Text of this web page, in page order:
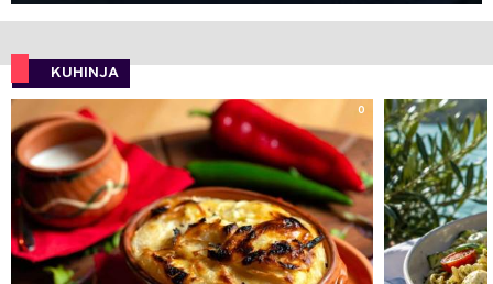
KUHINJA
0